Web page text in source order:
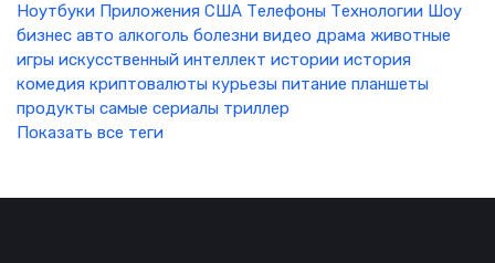
Ноутбуки Приложения США Телефоны Технологии Шоу
бизнес авто алкоголь болезни видео драма животные
игры искусственный интеллект истории история
комедия криптовалюты курьезы питание планшеты
продукты самые сериалы триллер
Показать все теги